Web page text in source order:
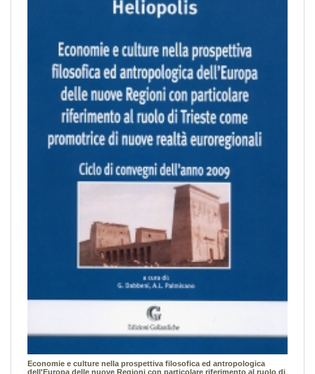
Economie e culture nella prospettiva filosofica ed antropologica
dell'Europa delle nuove Regioni con particolare riferimento al ruolo di